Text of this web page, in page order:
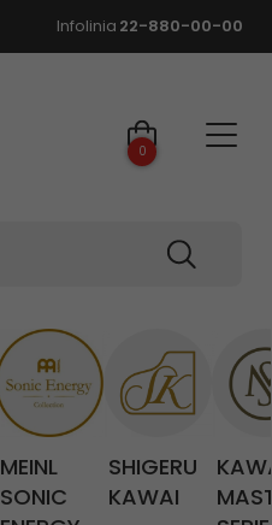
Infolinia 22-880-00-00
0
MEINL
SONIC
SHIGERU
KAWAI